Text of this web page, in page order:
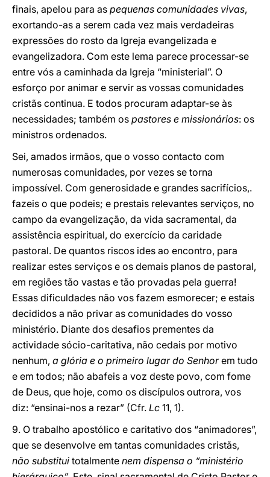
finais, apelou para as pequenas comunidades vivas,
exortando-as a serem cada vez mais verdadeiras
expressões do rosto da Igreja evangelizada e
evangelizadora. Com este lema parece processar-se
entre vós a caminhada da Igreja “ministerial”. O
esforço por animar e servir as vossas comunidades
cristãs continua. E todos procuram adaptar-se às
necessidades; também os pastores e missionários: os
ministros ordenados.
Sei, amados irmãos, que o vosso contacto com
numerosas comunidades, por vezes se torna
impossível. Com generosidade e grandes sacrifícios,.
fazeis o que podeis; e prestais relevantes serviços, no
campo da evangelização, da vida sacramental, da
assistência espiritual, do exercício da caridade
pastoral. De quantos riscos ides ao encontro, para
realizar estes serviços e os demais planos de pastoral,
em regiões tão vastas e tão provadas pela guerra!
Essas dificuldades não vos fazem esmorecer; e estais
decididos a não privar as comunidades do vosso
ministério. Diante dos desafios prementes da
actividade sócio-caritativa, não cedais por motivo
nenhum, a glória e o primeiro lugar do Senhorem tudo
e em todos; não abafeis a voz deste povo, com fome
de Deus, que hoje, como os discípulos outrora, vos
diz: “ensinai-nos a rezar” (Cfr. Lc 11, 1).
9. O trabalho apostólico e caritativo dos “animadores”,
que se desenvolve em tantas comunidades cristãs,
não substitui totalmente nem dispensa o “ministério